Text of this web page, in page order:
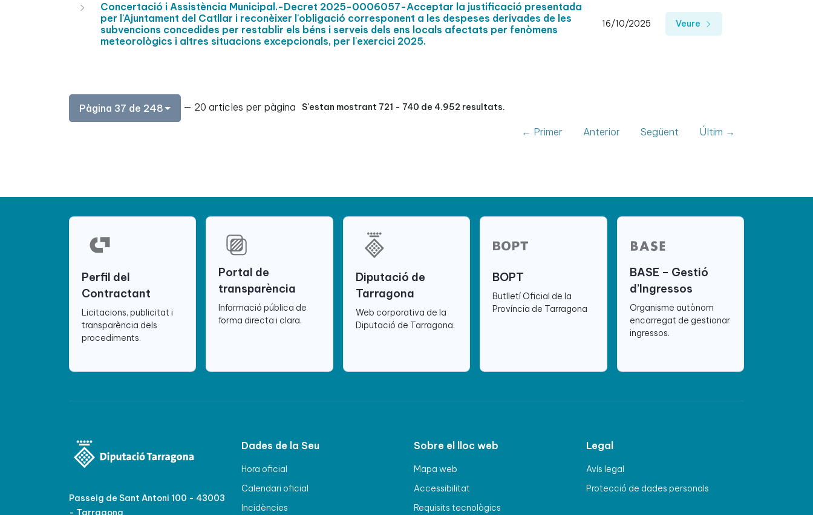
Concertació i Assistència Municipal.-Decret 2025-0006057-Acceptar la justificació presentada
per l'Ajuntament del Catllar i reconèixer l'obligació corresponent a les despeses derivades de les
subvencions concedides per restablir els béns i serveis dels ens locals afectats per fenòmens
meteorològics i altres situacions excepcionals, per l'exercici 2025.
16/10/2025 Veure
Pàgina 37 de 248 — 20 articles per pàgina S'estan mostrant 721 - 740 de 4.952 resultats.
← Primer Anterior Següent Últim →
Perfil del
Contractant
Licitacions, publicitat i
transparència dels
procediments.
Portal de
transparència
Informació pública de
forma directa i clara.
Diputació de
Tarragona
Web corporativa de la
Diputació de Tarragona.
BOPT
Butlletí Oficial de la
Província de Tarragona
BASE – Gestió
d’Ingressos
Organisme autònom
encarregat de gestionar
ingressos.
Passeig de Sant Antoni 100 - 43003
- Tarragona
Dades de la Seu
Hora oficial
Calendari oficial
Incidències
Sobre el lloc web
Mapa web
Accessibilitat
Requisits tecnològics
Legal
Avís legal
Protecció de dades personals